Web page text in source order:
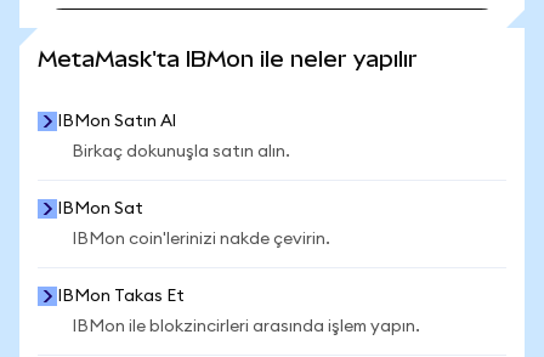
MetaMask'ta IBMon ile neler yapılır
IBMon Satın Al
Birkaç dokunuşla satın alın.
IBMon Sat
IBMon coin'lerinizi nakde çevirin.
IBMon Takas Et
IBMon ile blokzincirleri arasında işlem yapın.